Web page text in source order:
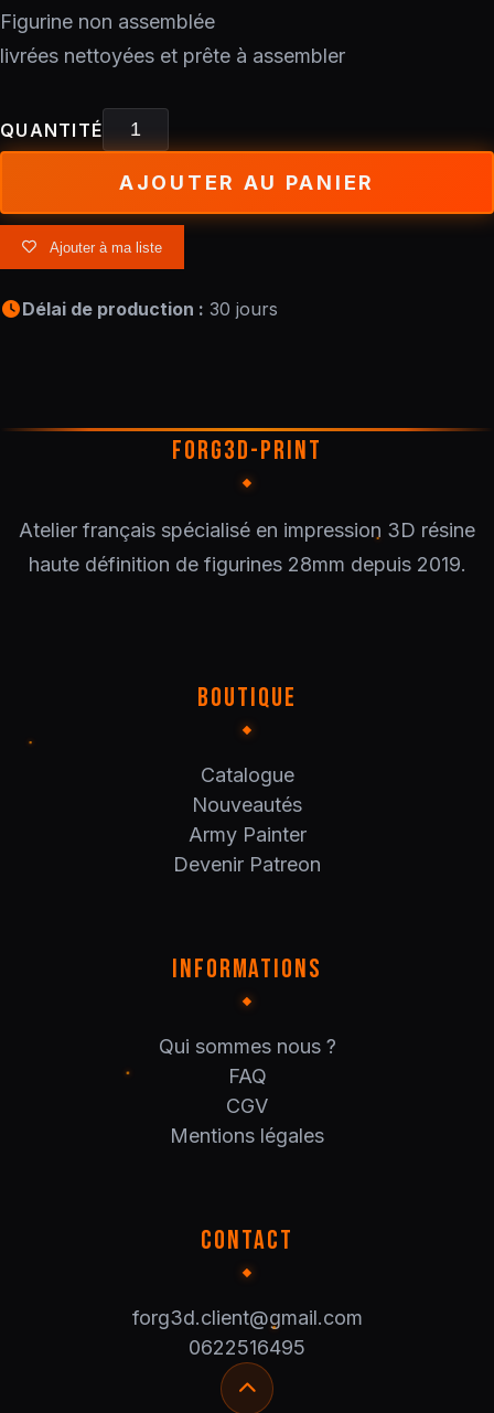
Figurine non assemblée
livrées nettoyées et prête à assembler
QUANTITÉ
AJOUTER AU PANIER
Ajouter à ma liste
Délai de production : 30 jours
FORG3D-PRINT
Atelier français spécialisé en impression 3D résine
haute définition de figurines 28mm depuis 2019.
BOUTIQUE
Catalogue
Nouveautés
Army Painter
Devenir Patreon
INFORMATIONS
Qui sommes nous ?
FAQ
CGV
Mentions légales
CONTACT
forg3d.client@gmail.com
0622516495